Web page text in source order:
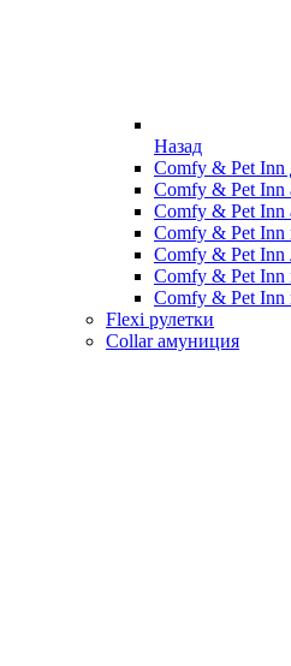
Назад
Comfy & Pet Inn
Comfy & Pet Inn
Comfy & Pet Inn
Comfy & Pet Inn
Comfy & Pet Inn
Comfy & Pet Inn
Comfy & Pet Inn
Flexi рулетки
Collar амуниция